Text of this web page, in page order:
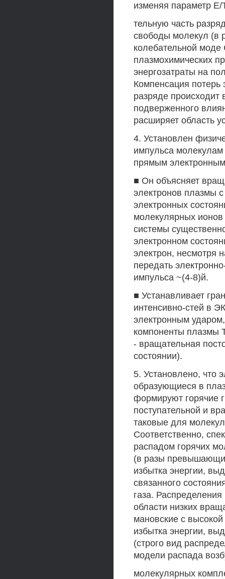
изменяя параметр Е/
тельную часть
свободы молекул (в
колебательной
плазмохимических
энергозатраты на
Компенсация потерь
разряде происходит
подверженного
расширяет область
4. Установлен
импульса молекулам
прямым
■ Он объясняет
электронов плазмы
электронных
молекулярных ионов
системы
электронном
электрон, несмотря
передать
импульса ~(4-8)й.
■ Устанавливает
интенсивно-стей в
электронным
компоненты плазмы
- вращательная
состоянии).
5. Установлено, что
образующиеся в
формируют горячие
поступательной и
таковые для
Соответственно,
распадом горячих
(в разы
избытка энергии,
связанного
газа.
области низких
мановские с
избытка энергии,
(строго вид
модели распада
молекулярных